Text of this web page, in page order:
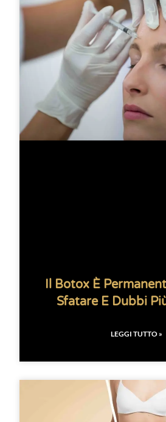
Il Botox È
Sfatare E Dubbi
LEGGI TUTTO »